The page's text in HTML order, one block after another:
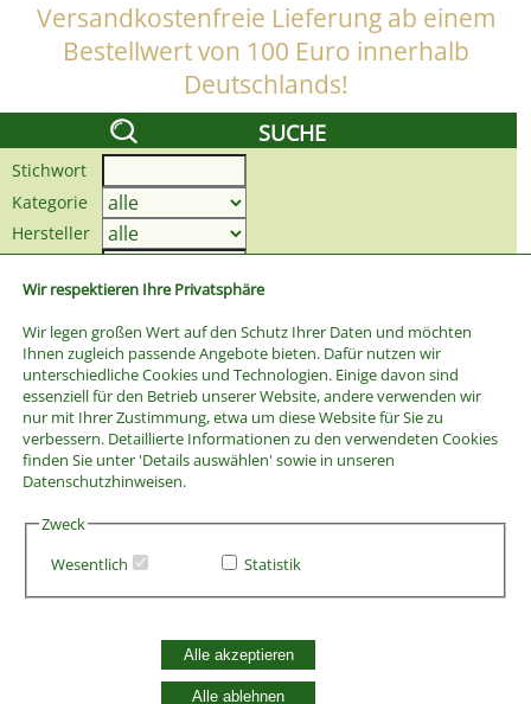
Wir respektieren Ihre Privatsphäre
Wir legen großen Wert auf den Schutz Ihrer Daten und möchten
Ihnen zugleich passende Angebote bieten. Dafür nutzen wir
unterschiedliche Cookies und Technologien. Einige davon sind
essenziell für den Betrieb unserer Website, andere verwenden wir
nur mit Ihrer Zustimmung, etwa um diese Website für Sie zu
verbessern. Detaillierte Informationen zu den verwendeten Cookies
finden Sie unter 'Details auswählen' sowie in unseren
Datenschutzhinweisen.
Zweck
Wesentlich
Statistik
Alle akzeptieren
Alle ablehnen
Versandkostenfreie Lieferung ab einem
Bestellwert von 100 Euro innerhalb
Deutschlands!
SUCHE
Stichwort
Kategorie
Hersteller
Widerrufsbelehrung
Vertrag widerrufen
Datenschutzerklärung